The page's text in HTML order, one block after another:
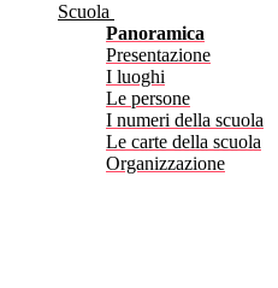
Scuola
Panoramica
Presentazione
I luoghi
Le persone
I numeri della scuola
Le carte della scuola
Organizzazione